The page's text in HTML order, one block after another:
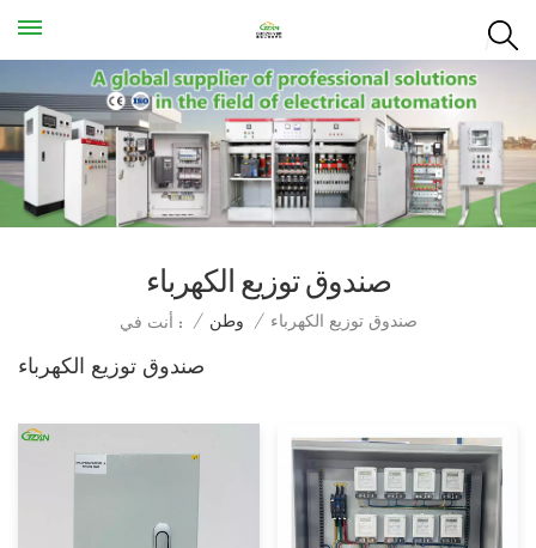
صندوق توزيع الكهرباء
أنت في : / وطن / صندوق توزيع الكهرباء
صندوق توزيع الكهرباء